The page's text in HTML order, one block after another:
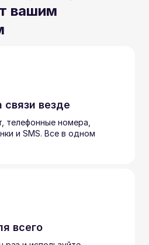
вашим
связи везде
телефонные номера,
и SMS. Все в одном
всего